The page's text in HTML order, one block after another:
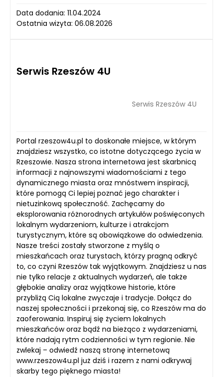
Data dodania: 11.04.2024
Ostatnia wizyta: 06.08.2026
Serwis Rzeszów 4U
Serwis Rzeszów 4U
Portal rzeszow4u.pl to doskonałe miejsce, w którym
znajdziesz wszystko, co istotne dotyczącego życia w
Rzeszowie. Nasza strona internetowa jest skarbnicą
informacji z najnowszymi wiadomościami z tego
dynamicznego miasta oraz mnóstwem inspiracji,
które pomogą Ci lepiej poznać jego charakter i
nietuzinkową społeczność. Zachęcamy do
eksplorowania różnorodnych artykułów poświęconych
lokalnym wydarzeniom, kulturze i atrakcjom
turystycznym, które są obowiązkowe do odwiedzenia.
Nasze treści zostały stworzone z myślą o
mieszkańcach oraz turystach, którzy pragną odkryć
to, co czyni Rzeszów tak wyjątkowym. Znajdziesz u nas
nie tylko relacje z aktualnych wydarzeń, ale także
głębokie analizy oraz wyjątkowe historie, które
przybliżą Cią lokalne zwyczaje i tradycje. Dołącz do
naszej społeczności i przekonaj się, co Rzeszów ma do
zaoferowania. Inspiruj się życiem lokalnych
mieszkańców oraz bądź na bieżąco z wydarzeniami,
które nadają rytm codzienności w tym regionie. Nie
zwlekaj – odwiedź naszą stronę internetową
www.rzeszow4u.pl już dziś i razem z nami odkrywaj
skarby tego pięknego miasta!